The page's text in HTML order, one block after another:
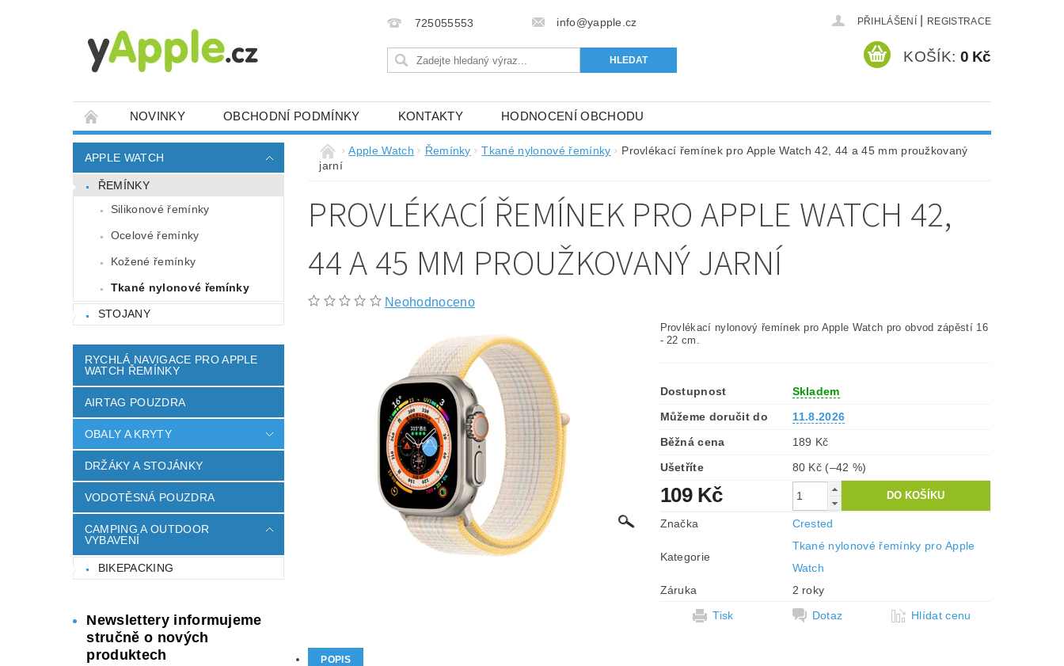
725055553 info@yapple.cz PŘIHLÁŠENÍ REGISTRACE
KOŠÍK: 0 Kč
NOVINKY OBCHODNÍ PODMÍNKY KONTAKTY HODNOCENÍ OBCHODU
APPLE WATCH
ŘEMÍNKY
Silikonové řemínky
Ocelové řemínky
Kožené řemínky
Tkané nylonové řemínky
STOJANY
RYCHLÁ NAVIGACE PRO APPLE
WATCH ŘEMÍNKY
AIRTAG POUZDRA
OBALY A KRYTY
DRŽÁKY A STOJÁNKY
VODOTĚSNÁ POUZDRA
CAMPING A OUTDOOR
VYBAVENÍ
BIKEPACKING
Newslettery informujeme
stručně o nových
produktech
Apple Watch Řemínky Tkané nylonové řemínky
Provlékací řemínek pro Apple Watch 42, 44 a 45 mm proužkovaný
jarní
PROVLÉKACÍ ŘEMÍNEK PRO APPLE WATCH 42,
44 A 45 MM PROUŽKOVANÝ JARNÍ
Neohodnoceno
Provlékací nylonový řemínek pro Apple Watch pro obvod zápěstí 16
- 22 cm.
Dostupnost
Skladem
Můžeme doručit do
11.8.2026
Běžná cena
189 Kč
Ušetříte
80 Kč (–42 %)
109 Kč
Značka Crested
Kategorie
Tkané nylonové řemínky pro Apple
Watch
Záruka
2 roky
Tisk
Dotaz Hlídat cenu
POPIS